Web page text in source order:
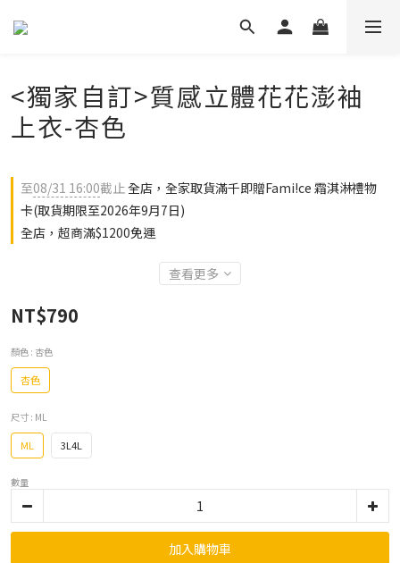
<獨家自訂>質感立體花花澎袖
上衣-杏色
至08/31 16:00截止全店，全家取貨滿千即贈Fami!ce 霜淇淋禮物
卡(取貨期限至2026年9月7日)
全店，超商滿$1200免運
查看更多
NT$790
顏色 : 杏色
杏色
尺寸 : ML
ML 3L4L
數量
加入購物車